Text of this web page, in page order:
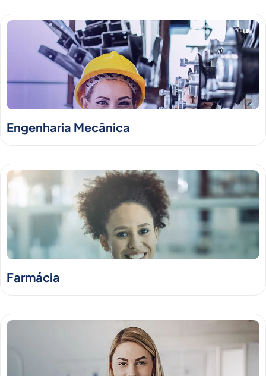
Engenharia Mecânica
Farmácia